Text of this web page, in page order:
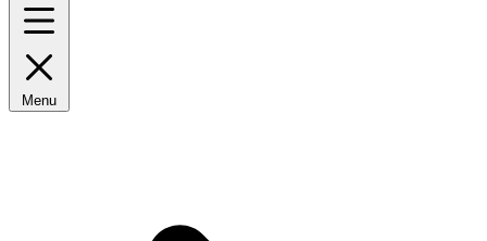
Menu